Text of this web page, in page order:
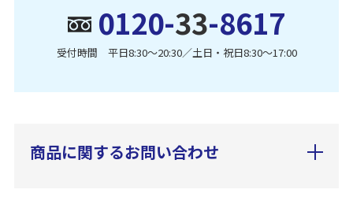
0120-33-8617
受付時間 平日8:30〜20:30／土日・祝日8:30〜17:00
商品に関するお問い合わせ